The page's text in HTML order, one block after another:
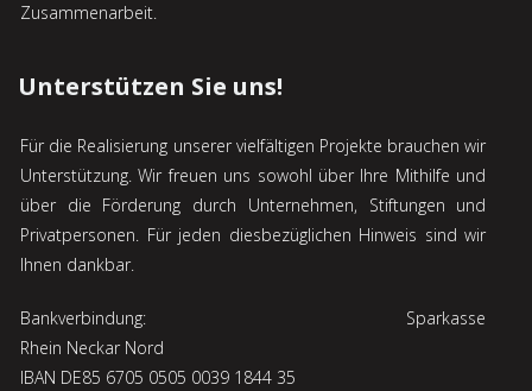
Zusammenarbeit.
Unterstützen Sie uns!
Für die Realisierung unserer vielfältigen Projekte brauchen wir
Unterstützung. Wir freuen uns sowohl über Ihre Mithilfe und
über die Förderung durch Unternehmen, Stiftungen und
Privatpersonen. Für jeden diesbezügli­chen Hinweis sind wir
Ihnen dankbar.
Bankverbindung: Sparkasse
Rhein Neckar Nord
IBAN DE85 6705 0505 0039 1844 35